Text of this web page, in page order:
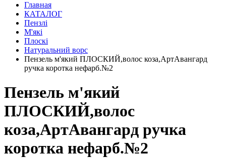
Главная
КАТАЛОГ
Пензлі
М'які
Плоскі
Натуральний ворс
Пензель м'який ПЛОСКИЙ,волос коза,АртАвангард
ручка коротка нефарб.№2
Пензель м'який
ПЛОСКИЙ,волос
коза,АртАвангард ручка
коротка нефарб.№2